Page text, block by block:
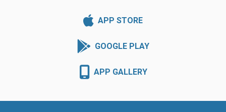
APP STORE
GOOGLE PLAY
APP GALLERY